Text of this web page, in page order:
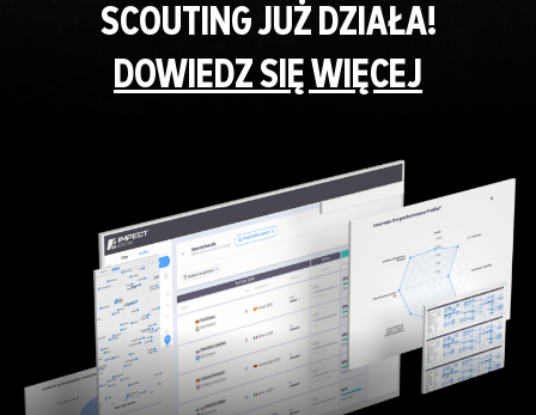
SCOUTING JUŻ DZIAŁA!
DOWIEDZ SIĘ WIĘCEJ